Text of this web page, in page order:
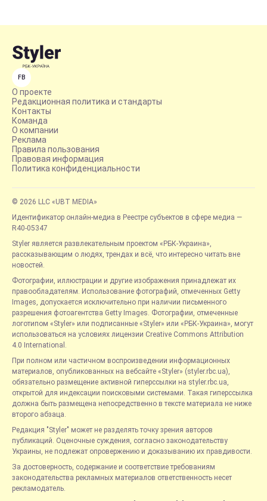
FB
О проекте
Редакционная политика и стандарты
Контакты
Команда
О компании
Реклама
Правила пользования
Правовая информация
Политика конфиденциальности
© 2026 LLC «UBT MEDIA»
Идентификатор онлайн-медиа в Реестре субъектов в сфере медиа —
R40-05347
Styler является развлекательным проектом «РБК-Украина»,
рассказывающим о людях, трендах и всё, что интересно читать вне
новостей.
Фотографии, иллюстрации и другие изображения принадлежат их
правообладателям. Использование фотографий, отмеченных Getty
Images, допускается исключительно при наличии письменного
разрешения фотоагентства Getty Images. Фотографии, отмеченные
логотипом «Styler» или подписанные «Styler» или «РБК-Украина», могут
использоваться на условиях лицензии Creative Commons Attribution
4.0 International.
При полном или частичном воспроизведении информационных
материалов, опубликованных на вебсайте «Styler» (styler.rbc.ua),
обязательно размещение активной гиперссылки на styler.rbc.ua,
открытой для индексации поисковыми системами. Такая гиперссылка
должна быть размещена непосредственно в тексте материала не ниже
второго абзаца.
Редакция "Styler" может не разделять точку зрения авторов
публикаций. Оценочные суждения, согласно законодательству
Украины, не подлежат опровержению и доказыванию их правдивости.
За достоверность, содержание и соответствие требованиям
законодательства рекламных материалов ответственность несет
рекламодатель.